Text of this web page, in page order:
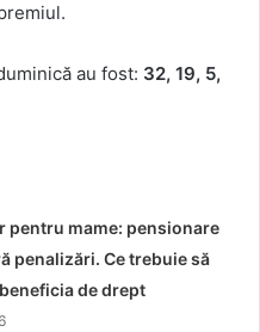
au fost: 32, 19, 5,
pentru mame: pensionare
penalizări. Ce trebuie să
de drept